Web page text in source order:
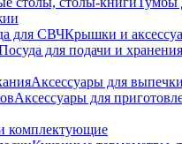
для СВЧКрышки и
для подачи и
Аксессуары для выпечки
Аксессуары для
комплектующие